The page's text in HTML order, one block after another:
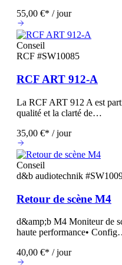
55,00 €* / jour
Conseil
RCF #SW10085
RCF ART 912-A
La RCF ART 912 A est
qualité et la clarté de…
35,00 €* / jour
Conseil
d&b audiotechnik
Retour de scène M4
d&amp;b M4 Moniteur de
haute performance•
40,00 €* / jour